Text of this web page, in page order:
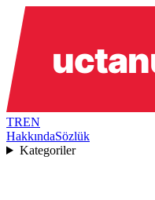
TREN
HakkındaSözlük
Kategoriler